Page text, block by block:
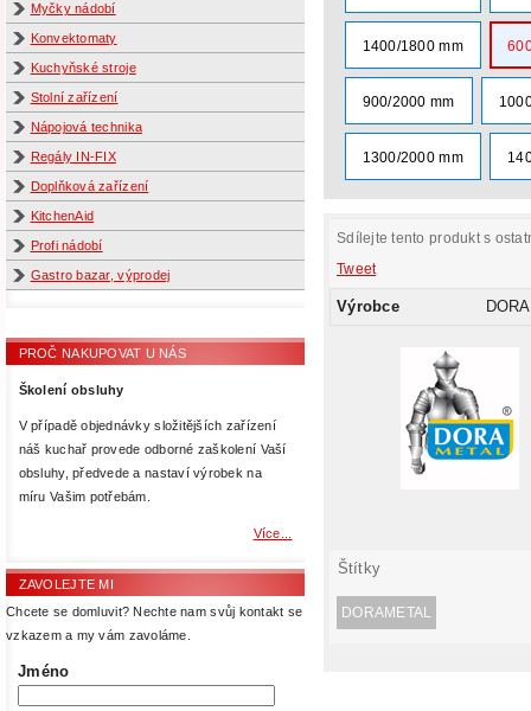
Myčky nádobí
Konvektomaty
Kuchyňské stroje
Stolní zařízení
Nápojová technika
Regály IN-FIX
Doplňková zařízení
KitchenAid
Profi nádobí
Gastro bazar, výprodej
PROČ NAKUPOVAT U NÁS
Školení obsluhy
V případě objednávky složitějších zařízení
náš kuchař provede odborné zaškolení Vaší
obsluhy, předvede a nastaví výrobek na
míru Vašim potřebám.
Více...
ZAVOLEJTE MI
Chcete se domluvit? Nechte nam svůj kontakt se
vzkazem a my vám zavoláme.
Jméno
1400/1800 mm
900/2000 mm
1300/2000 mm
Sdílejte tento produkt s
Tweet
Výrobce
Štítky
DORAMETAL